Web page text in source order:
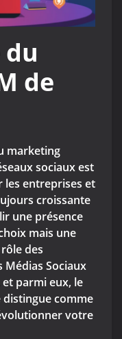
du
de
marketing
sociaux est
les entreprises et
croissante
une présence
mais une
des
Médias Sociaux
parmi eux, le
distingue comme
votre